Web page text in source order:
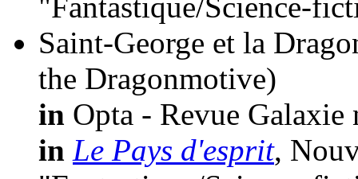
"Fantastique/Science-
Saint-George et la
the Dragonmotive)
in Opta - Revue Galaxie
in Le Pays d'esprit,